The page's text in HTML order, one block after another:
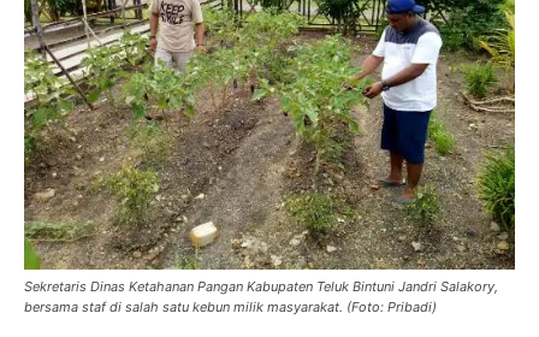
Sekretaris Dinas Ketahanan Pangan Kabupaten Teluk Bintuni Jandri Salakory,
bersama staf di salah satu kebun milik masyarakat. (Foto: Pribadi)